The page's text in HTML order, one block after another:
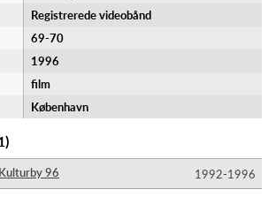
Registrerede videobånd
69-70
1996
film
København
)
Kulturby 96 1992-​1996